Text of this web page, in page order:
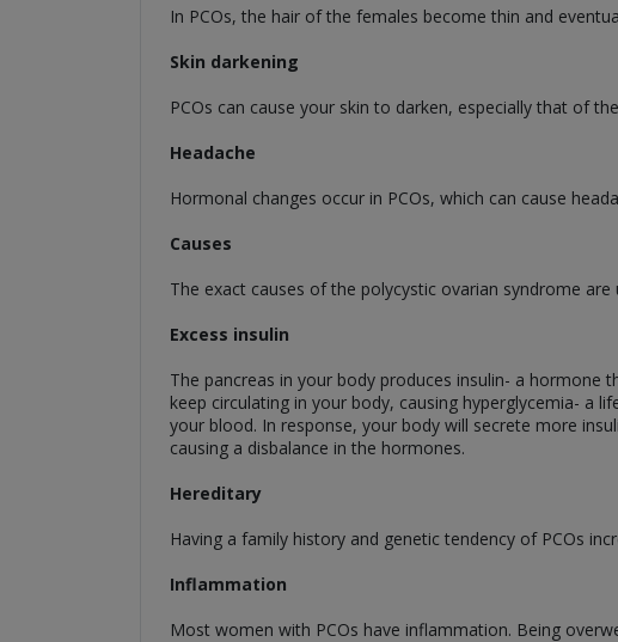
In PCOs, the hair of the females become thin and
Skin darkening
PCOs can cause your skin to darken, especially that of
Headache
Hormonal changes occur in PCOs, which can cause
Causes
The exact causes of the polycystic ovarian syndrome
Excess insulin
The pancreas in your body produces insulin- a hormone
keep circulating in your body, causing hyperglycemia- a
your blood. In response, your body will secrete more
causing a disbalance in the hormones.
Hereditary
Having a family history and genetic tendency of PCOs
Inflammation
Most women with PCOs have inflammation. Being